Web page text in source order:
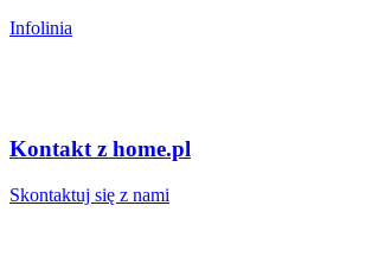
Infolinia
Kontakt z home.pl
Skontaktuj się z nami